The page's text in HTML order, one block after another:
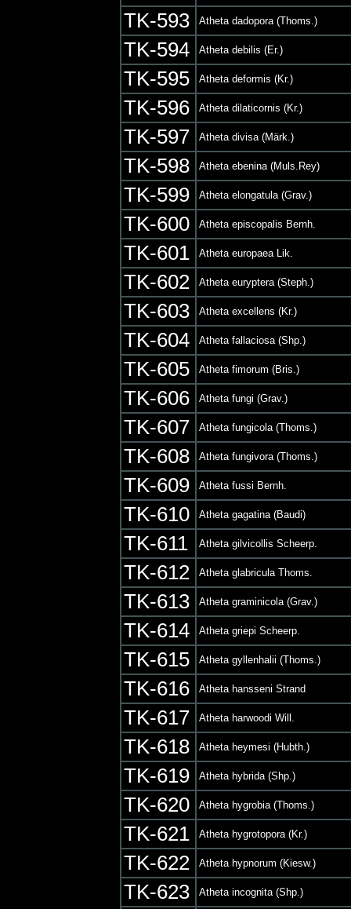
TK-593 Atheta dadopora (Thoms.)
TK-594 Atheta debilis (Er.)
TK-595 Atheta deformis (Kr.)
TK-596 Atheta dilaticornis (Kr.)
TK-597 Atheta divisa (Märk.)
TK-598 Atheta ebenina (Muls.Rey)
TK-599 Atheta elongatula (Grav.)
TK-600 Atheta episcopalis Bernh.
TK-601 Atheta europaea Lik.
TK-602 Atheta euryptera (Steph.)
TK-603 Atheta excellens (Kr.)
TK-604 Atheta fallaciosa (Shp.)
TK-605 Atheta fimorum (Bris.)
TK-606 Atheta fungi (Grav.)
TK-607 Atheta fungicola (Thoms.)
TK-608 Atheta fungivora (Thoms.)
TK-609 Atheta fussi Bernh.
TK-610 Atheta gagatina (Baudi)
TK-611 Atheta gilvicollis Scheerp.
TK-612 Atheta glabricula Thoms.
TK-613 Atheta graminicola (Grav.)
TK-614 Atheta griepi Scheerp.
TK-615 Atheta gyllenhalii (Thoms.)
TK-616 Atheta hansseni Strand
TK-617 Atheta harwoodi Will.
TK-618 Atheta heymesi (Hubth.)
TK-619 Atheta hybrida (Shp.)
TK-620 Atheta hygrobia (Thoms.)
TK-621 Atheta hygrotopora (Kr.)
TK-622 Atheta hypnorum (Kiesw.)
TK-623 Atheta incognita (Shp.)